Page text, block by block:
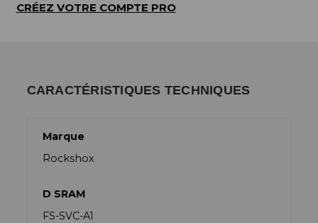
CRÉEZ VOTRE COMPTE PRO
CARACTÉRISTIQUES TECHNIQUES
Marque
Rockshox
D SRAM
FS-SVC-A1